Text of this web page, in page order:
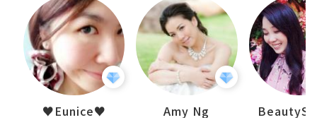
♥Eunice♥ Amy Ng